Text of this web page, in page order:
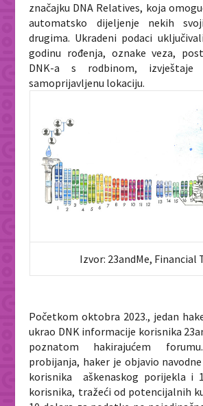
značajku DNA Relatives, koja
automatsko dijeljenje nekih
drugima. Ukradeni podaci
godinu rođenja, oznake veza,
DNK-a s rodbinom,
samoprijavljenu lokaciju.
Izvor: 23andMe, Financial
Početkom oktobra 2023., jedan
ukrao DNK informacije korisnika
poznatom hakirajućem
probijanja, haker je objavio
korisnika aškenaskog porijekla i
korisnika, tražeći od potencijalnih